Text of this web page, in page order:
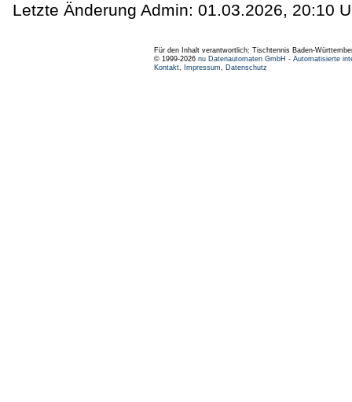
Letzte Änderung Admin: 01.03.2026, 20:10
Für den Inhalt verantwortlich: Tischtennis Baden-
© 1999-2026 nu Datenautomaten GmbH - Automatisierte
Kontakt, Impressum, Datenschutz